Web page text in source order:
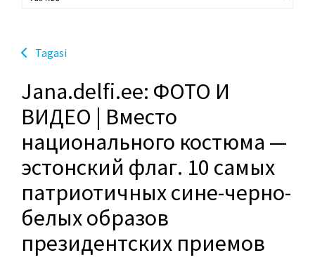
Tagasi
Jana.delfi.ee: ФОТО И
ВИДЕО | Вместо
национального костюма —
эстонский флаг. 10 самых
патриотичных сине-черно-
белых образов
президентских приемов